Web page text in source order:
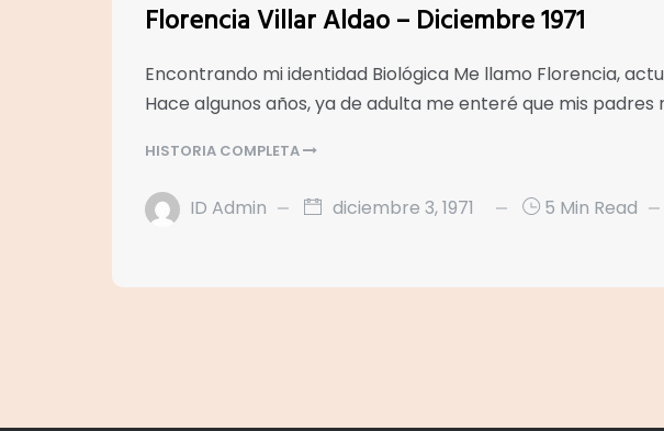
Florencia Villar Aldao – Diciembre 1971
Encontrando mi identidad Biológica Me llamo Florencia,
Hace algunos años, ya de adulta me enteré que mis padres
HISTORIA COMPLETA
ID Admin diciembre 3, 1971 5 Min Read